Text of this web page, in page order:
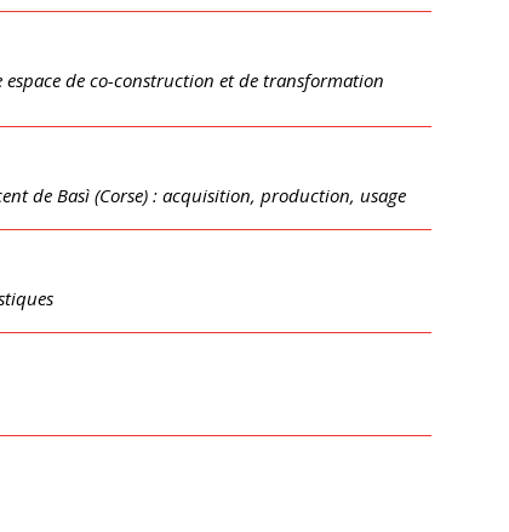
de co-construction et de transformation
de Basì (Corse) : acquisition, production, usage